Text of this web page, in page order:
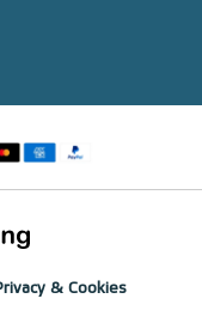
& Cookies